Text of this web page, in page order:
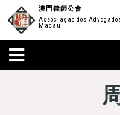
澳門律師公會
Associação dos
Macau